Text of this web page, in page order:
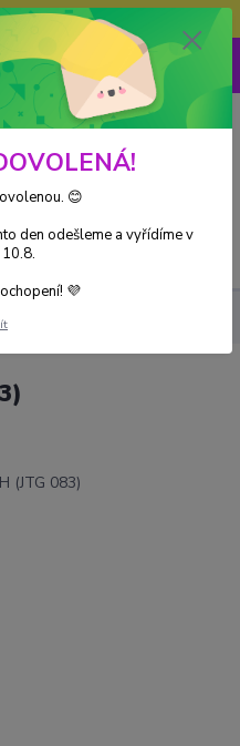
nad 3000Kč
Menu
0 Kč
083)
😊
den odešleme a vyřídíme v
💜